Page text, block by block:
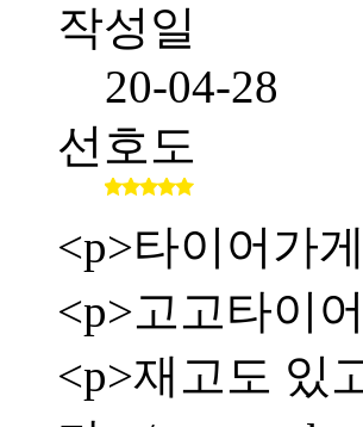
작성일
20-04-28
선호도
<p>타이어가
<p>고고타이
<p>재고도 있